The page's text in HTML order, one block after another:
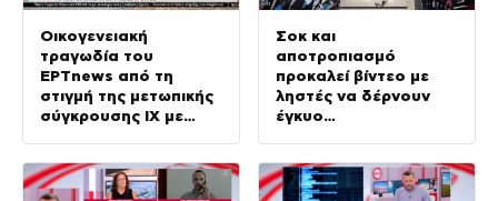
Οικογενειακή
τραγωδία του
ΕΡΤnews από τη
στιγμή της μετωπικής
σύγκρουσης ΙΧ με
Σοκ και
αποτροπιασμό
προκαλεί βίντεο με
ληστές να δέρνουν
έγκυο